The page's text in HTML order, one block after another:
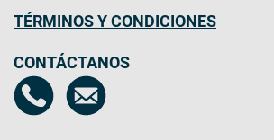
TÉRMINOS Y CONDICIONES
CONTÁCTANOS